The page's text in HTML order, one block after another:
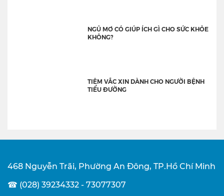
NGỦ MƠ CÓ GIÚP ÍCH GÌ CHO SỨC KHỎE
KHÔNG?
TIÊM VẮC XIN DÀNH CHO NGƯỜI BỆNH
TIỂU ĐƯỜNG
468 Nguyễn Trãi, Phường An Đông, TP.Hồ Chí Minh
☎ (028) 39234332 - 73077307